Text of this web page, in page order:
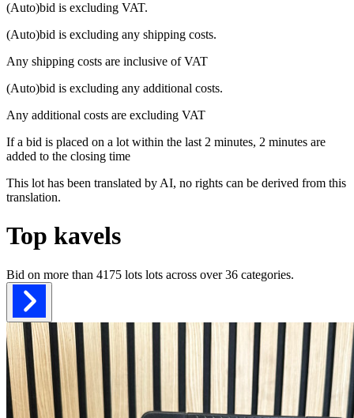
(Auto)bid is excluding VAT.
(Auto)bid is excluding any shipping costs.
Any shipping costs are inclusive of VAT
(Auto)bid is excluding any additional costs.
Any additional costs are excluding VAT
If a bid is placed on a lot within the last 2 minutes, 2 minutes are
added to the closing time
This lot has been translated by AI, no rights can be derived from this
translation.
Top kavels
Bid on more than 4175 lots lots across over36 categories.